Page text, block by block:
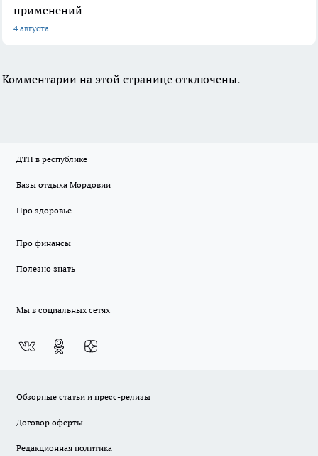
применений
4 августа
Комментарии на этой странице отключены.
ДТП в республике
Базы отдыха Мордовии
Про здоровье
Про финансы
Полезно знать
Мы в социальных сетях
Обзорные статьи и пресс-релизы
Договор оферты
Редакционная политика